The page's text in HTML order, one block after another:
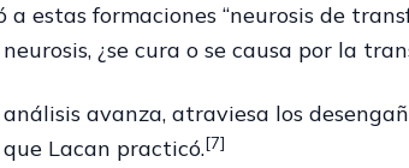
a estas formaciones “neurosis de
¿se cura o se causa por la
avanza, atraviesa los
Lacan practicó.[7]